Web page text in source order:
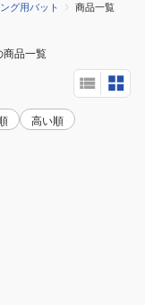
グ用バット 商品一覧
商品一覧
高い順